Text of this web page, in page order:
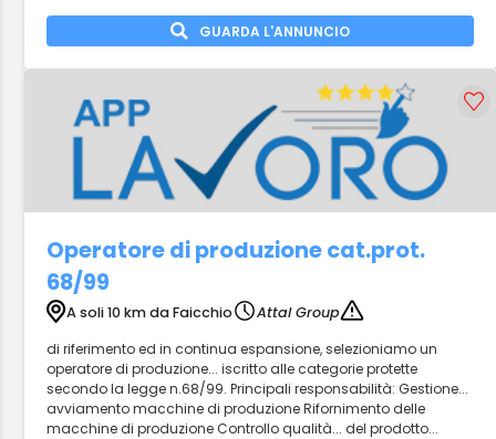
GUARDA L'ANNUNCIO
Operatore di produzione cat.prot.
68/99
A soli 10 km da Faicchio
Attal Group
di riferimento ed in continua espansione, selezioniamo un
operatore di produzione... iscritto alle categorie protette
secondo la legge n.68/99. Principali responsabilità: Gestione...
avviamento macchine di produzione Rifornimento delle
macchine di produzione Controllo qualità... del prodotto...